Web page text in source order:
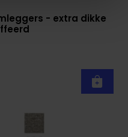
- extra dikke